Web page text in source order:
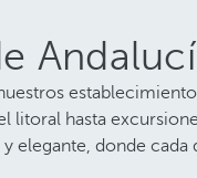
litoral hasta
donde